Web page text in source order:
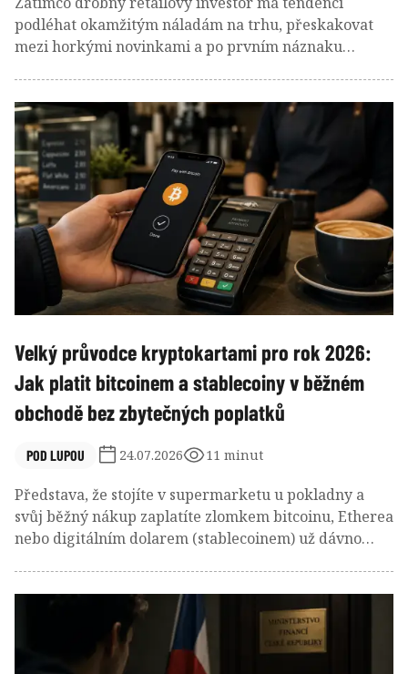
podléhat okamžitým náladám na trhu, přeskakovat
mezi horkými novinkami a po prvním náznaku
o alokaci svých aktiv přemýšlejí lidé, kteří disponují
investovatelným kapitálem v řádech stovek tisíc až
milionů dolarů?
Velký průvodce kryptokartami pro rok 2026:
Jak platit bitcoinem a stablecoiny v běžném
obchodě bez zbytečných poplatků
POD LUPOU 24.07.2026 11 minut
Představa, že stojíte v supermarketu u pokladny a
svůj běžný nákup zaplatíte zlomkem bitcoinu, Etherea
nebo digitálním dolarem (stablecoinem) už dávno
neobank, moderních digitálních bank bez fyzických
poboček, ušel obrovský kus cesty.